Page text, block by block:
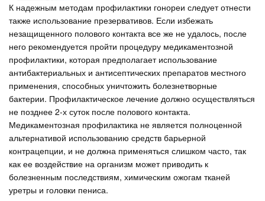
К надежным методам профилактики гонореи следует отнести
также использование презервативов. Если избежать
незащищенного полового контакта все же не удалось, после
него рекомендуется пройти процедуру медикаментозной
профилактики, которая предполагает использование
антибактериальных и антисептических препаратов местного
применения, способных уничтожить болезнетворные
бактерии. Профилактическое лечение должно осуществляться
не позднее 2-х суток после полового контакта.
Медикаментозная профилактика не является полноценной
альтернативой использованию средств барьерной
контрацепции, и не должна применяться слишком часто, так
как ее воздействие на организм может приводить к
болезненным последствиям, химическим ожогам тканей
уретры и головки пениса.